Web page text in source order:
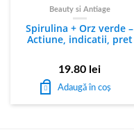
Beauty si Antiage
Spirulina + Orz verde –
Actiune, indicatii, pret
19.80 lei
Adaugă în coș